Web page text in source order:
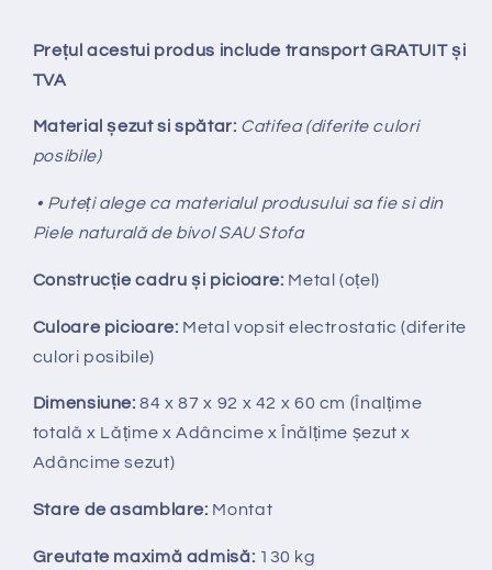
Prețul acestui produs include transport GRATUIT și
TVA
Material șezut si spătar: Catifea (diferite culori
posibile)
• Puteți alege ca materialul produsului sa fie si din
Piele naturală de bivol SAU Stofa
Construcție cadru și picioare: Metal (oțel)
Culoare picioare: Metal vopsit electrostatic (diferite
culori posibile)
Dimensiune: 84 x 87 x 92 x 42 x 60 cm (Înalțime
totală x Lățime x Adâncime x Înălțime șezut x
Adâncime sezut)
Stare de asamblare: Montat
Greutate maximă admisă: 130 kg